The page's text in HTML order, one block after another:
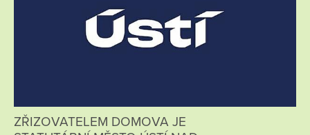
ZŘIZOVATELEM DOMOVA JE